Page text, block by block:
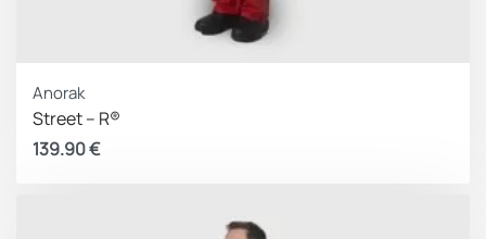
Anorak
Street – R®
139.90€